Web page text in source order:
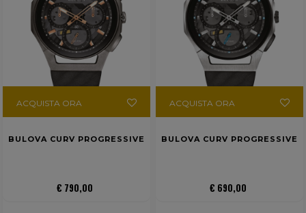
ACQUISTA ORA
BULOVA CURV PROGRESSIVE
€ 790,00
ACQUISTA ORA
BULOVA CURV PROGRESSIVE
€ 690,00